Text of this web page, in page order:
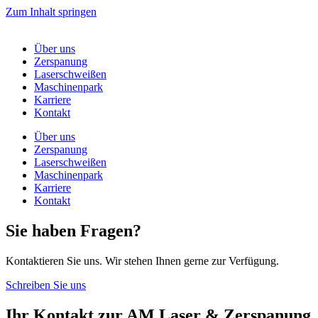
Zum Inhalt springen
Über uns
Zerspanung
Laserschweißen
Maschinenpark
Karriere
Kontakt
Über uns
Zerspanung
Laserschweißen
Maschinenpark
Karriere
Kontakt
Sie haben Fragen?
Kontaktieren Sie uns. Wir stehen Ihnen gerne zur Verfügung.
Schreiben Sie uns